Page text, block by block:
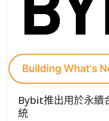
Bybit推出用於永續
統